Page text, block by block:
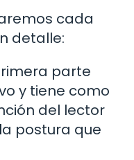
cada
detalle:
parte
y tiene como
del lector
postura que